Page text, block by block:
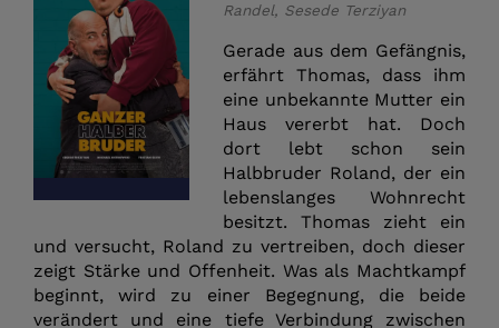
Randel, Sesede Terziyan
Gerade aus dem Gefängnis,
erfährt Thomas, dass ihm
eine unbekannte Mutter ein
Haus vererbt hat. Doch
dort lebt schon sein
Halbbruder Roland, der ein
lebenslanges Wohnrecht
besitzt. Thomas zieht ein
und versucht, Roland zu vertreiben, doch dieser
zeigt Stärke und Offenheit. Was als Machtkampf
beginnt, wird zu einer Begegnung, die beide
verändert und eine tiefe Verbindung zwischen